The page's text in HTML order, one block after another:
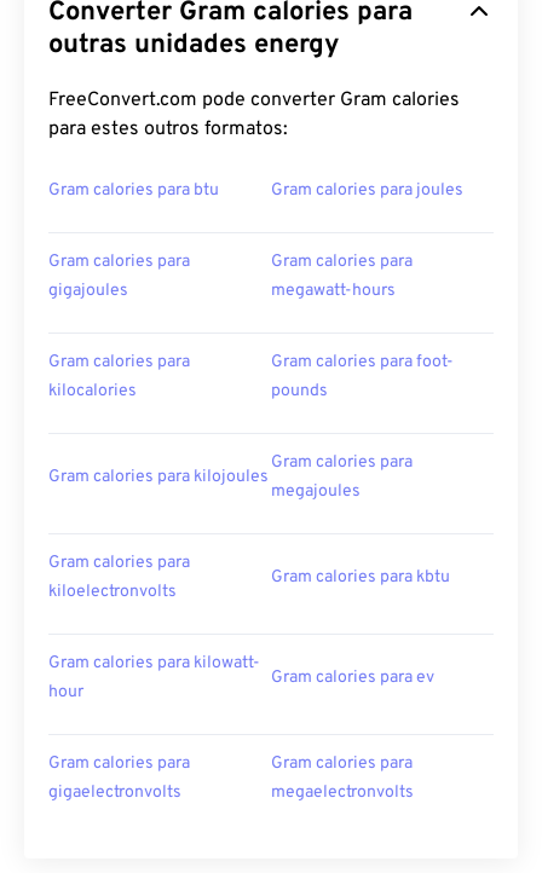
Converter Gram calories para
outras unidades energy
FreeConvert.com pode converter Gram calories
para estes outros formatos:
Gram calories para btu Gram calories para joules
Gram calories para
gigajoules
Gram calories para
megawatt-hours
Gram calories para
kilocalories
Gram calories para foot-
pounds
Gram calories para kilojoules
Gram calories para
megajoules
Gram calories para
kiloelectronvolts
Gram calories para kbtu
Gram calories para kilowatt-
hour
Gram calories para ev
Gram calories para
gigaelectronvolts
Gram calories para
megaelectronvolts